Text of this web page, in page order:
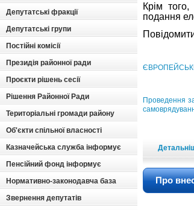
Депутатські фракції
Депутатські групи
Постійні комісії
Президія районної ради
Проєкти рішень сесії
Рішення Районної Ради
Територіальні громади району
Об'єкти спільної власності
Казначейська служба інформує
Пенсійний фонд інформує
Нормативно-законодавча база
Звернення депутатів
Крім
подання
ЄВРОПЕЙСЬКИЙ
Проведення
Про